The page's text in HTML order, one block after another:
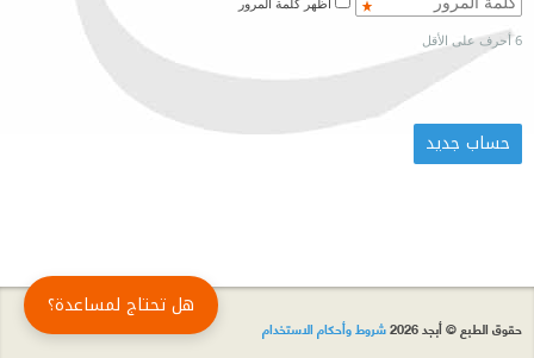
6 أحرف على الأقل
حقوق الطبع © أبجد 2026 شروط وأحكام الاستخدام
هل تحتاج لمساعدة؟